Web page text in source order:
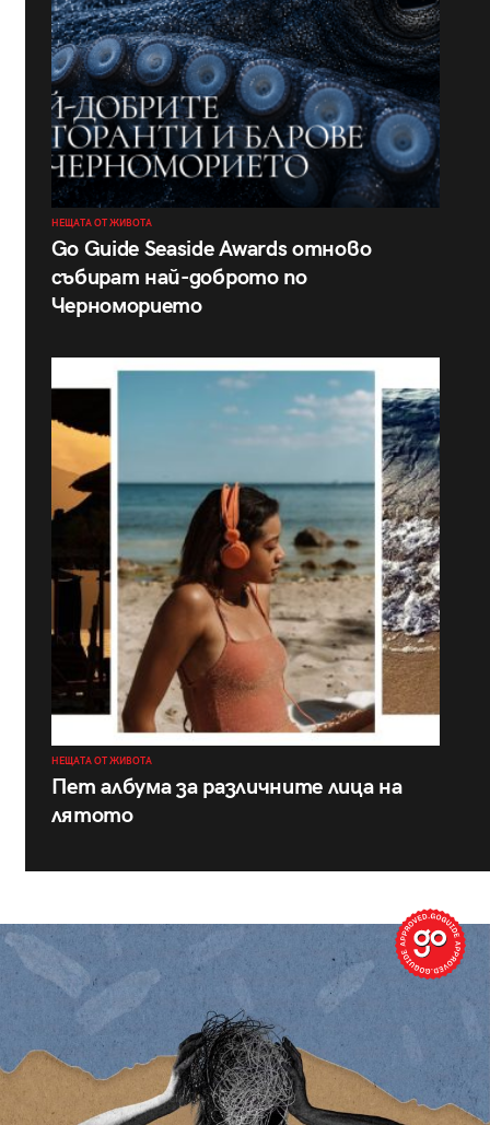
НЕЩАТА ОТ ЖИВОТА
Go Guide Seaside Awards отново
събират най-доброто по
Черноморието
НЕЩАТА ОТ ЖИВОТА
Пет албума за различните лица на
лятото